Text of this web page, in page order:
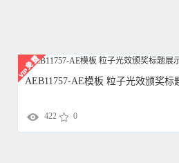
AEB11757-AE模板 粒子光效颁奖标
422 0